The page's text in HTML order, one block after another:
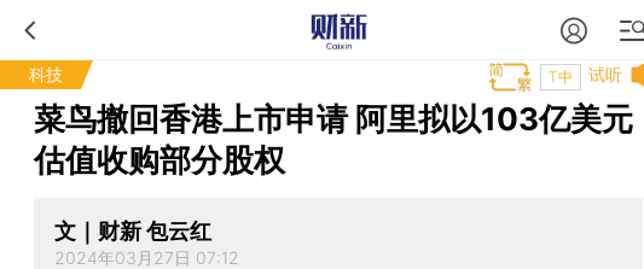
科技 试听
T中
菜鸟撤回香港上市申请 阿里拟以103亿美元
估值收购部分股权
文｜财新 包云红
2024年03月27日 07:12